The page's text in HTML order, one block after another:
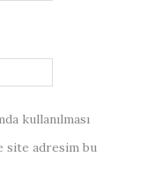
kullanılması
site adresim bu